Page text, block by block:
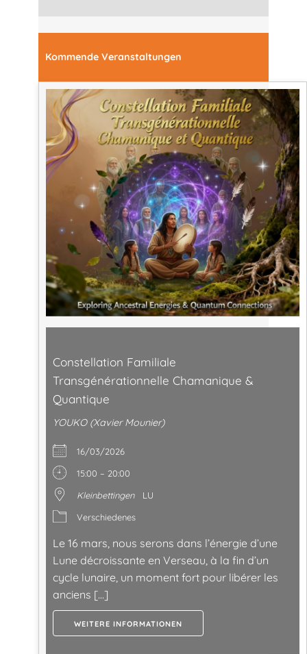
Kommende Veranstaltungen
Constellation Familiale
Transgénérationnelle Chamanique &
Quantique
YOUKO (Xavier Mounier)
16/03/2026
15:00 – 20:00
Kleinbettingen
LU
Verschiedenes
Le 16 mars, nous serons dans l’énergie d’une
Lune décroissante en Verseau, à la fin d’un
cycle lunaire, un moment fort pour libérer les
anciens […]
WEITERE INFORMATIONEN